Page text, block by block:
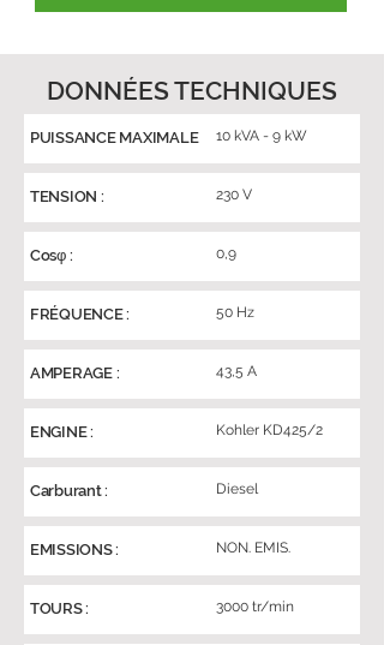
DONNÉES TECHNIQUES
PUISSANCE MAXIMALE 10 kVA - 9 kW
TENSION : 230 V
Cosφ : 0,9
FRÉQUENCE : 50 Hz
AMPERAGE : 43,5 A
ENGINE : Kohler KD425/2
Carburant : Diesel
EMISSIONS : NON. EMIS.
TOURS : 3000 tr/min